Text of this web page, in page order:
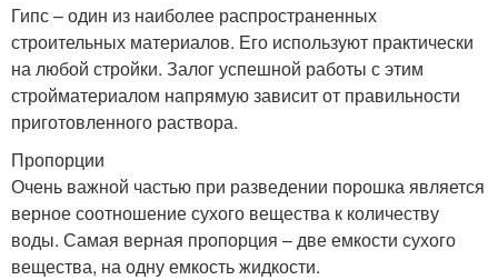
Гипс – один из наиболее распространенных
строительных материалов. Его используют практически
на любой стройки. Залог успешной работы с этим
стройматериалом напрямую зависит от правильности
приготовленного раствора.
Пропорции
Очень важной частью при разведении порошка является
верное соотношение сухого вещества к количеству
воды. Самая верная пропорция – две емкости сухого
вещества, на одну емкость жидкости.